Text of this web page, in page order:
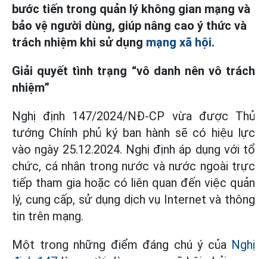
bước tiến trong quản lý không gian mạng và
bảo vệ người dùng, giúp nâng cao ý thức và
trách nhiệm khi sử dụng mạng xã hội.
Giải quyết tình trạng “vô danh nên vô trách
nhiệm”
Nghị định 147/2024/NĐ-CP vừa được Thủ
tướng Chính phủ ký ban hành sẽ có hiệu lực
vào ngày 25.12.2024. Nghị định áp dụng với tổ
chức, cá nhân trong nước và nước ngoài trực
tiếp tham gia hoặc có liên quan đến việc quản
lý, cung cấp, sử dụng dịch vụ Internet và thông
tin trên mạng.
Một trong những điểm đáng chú ý của Nghị